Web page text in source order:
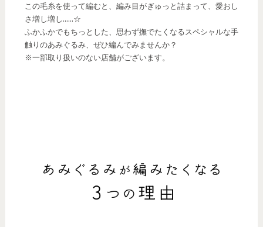
この毛糸を使って編むと、編み目がぎゅっと詰まって、愛おし
さ増し増し……☆
ふかふかでもちっとした、思わず撫でたくなるスペシャルな手
触りのあみぐるみ、ぜひ編んでみませんか？
※一部取り扱いのない店舗がございます。